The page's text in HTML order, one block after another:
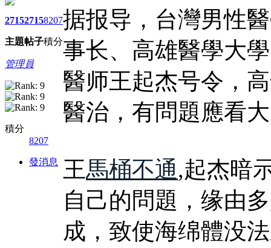
2715
主題
2715
帖子
8207
積分
管理員
積分
8207
發消息
据报导，台灣男性
事长、高雄醫學大
醫师王起杰号令，
醫治，有問題應看
王馬桶不通,起杰暗
自己的問題，缘由
成，致使海绵體没